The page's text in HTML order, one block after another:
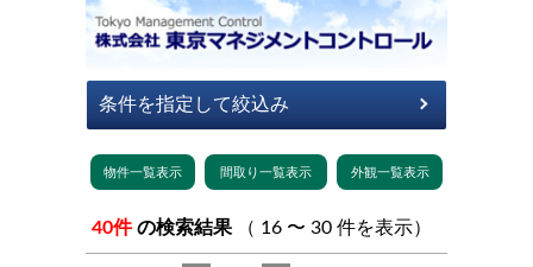
40件 の検索結果 （ 16 〜 30 件を表示）